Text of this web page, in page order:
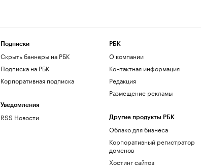
Подписки
Скрыть баннеры на РБК
Подписка на РБК
Корпоративная подписка
Уведомления
RSS Новости
РБК
О компании
Контактная информация
Редакция
Размещение рекламы
Другие продукты РБК
Облако для бизнеса
Корпоративный регистратор
доменов
Хостинг сайтов